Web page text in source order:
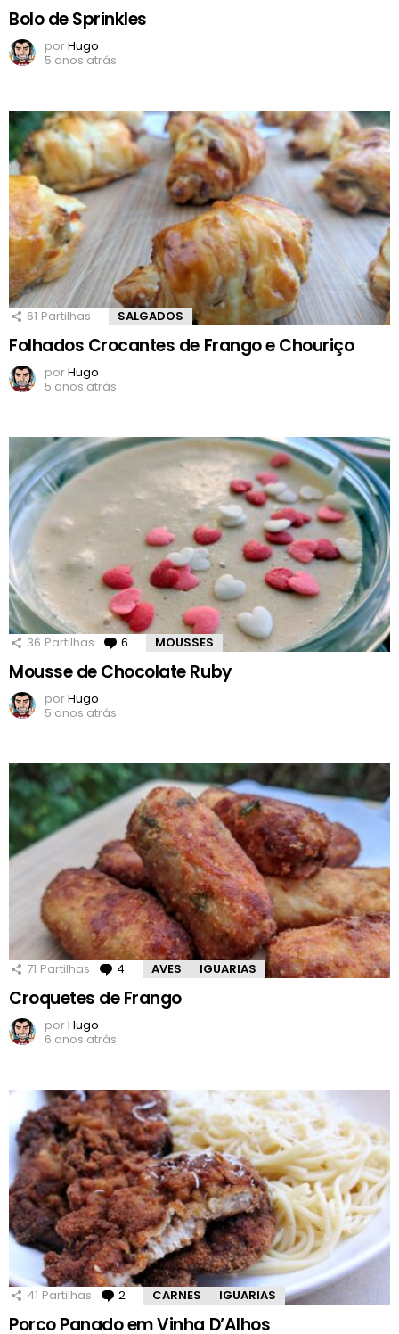
Bolo de Sprinkles
porHugo
5 anos atrás
61 Partilhas SALGADOS
Folhados Crocantes de Frango e Chouriço
porHugo
5 anos atrás
36 Partilhas 6 Comentários
MOUSSES
Mousse de Chocolate Ruby
porHugo
5 anos atrás
71 Partilhas 4 Comentários
AVES IGUARIAS
Croquetes de Frango
porHugo
6 anos atrás
41 Partilhas 2 Comentários
CARNES IGUARIAS
Porco Panado em Vinha D’Alhos